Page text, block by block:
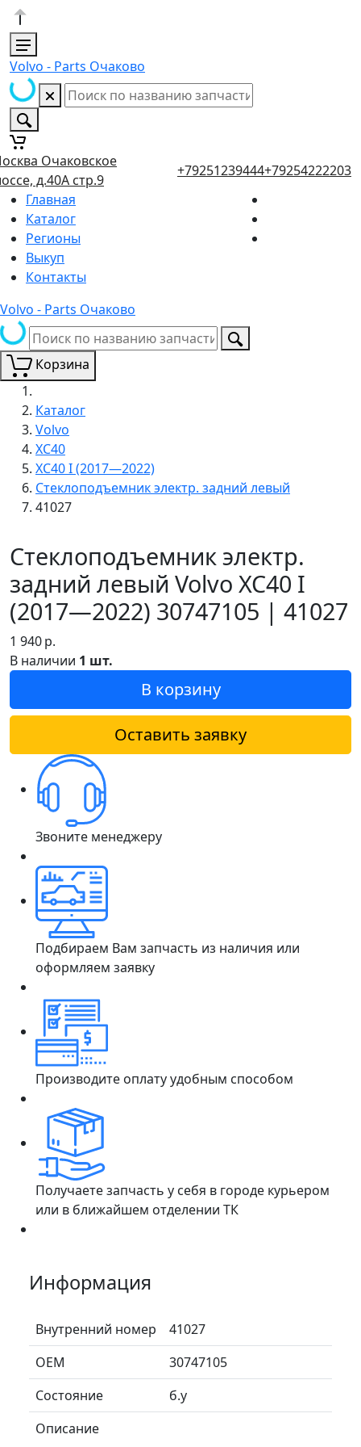
Volvo - Parts Очаково
Очаковское
д.40А стр.9
+79251239444+79254222203
Главная
Каталог
Регионы
Выкуп
Контакты
Volvo - Parts Очаково
Корзина
Каталог
Volvo
XC40
XC40 I (2017—2022)
Стеклоподъемник электр. задний левый
41027
Стеклоподъемник электр.
задний левый Volvo XC40 I
(2017—2022) 30747105 | 41027
1 940р.
В наличии 1 шт.
В корзину
Оставить заявку
Звоните менеджеру
Подбираем Вам запчасть из наличия или
оформляем заявку
Производите оплату удобным способом
Получаете запчасть у себя в городе курьером
или в ближайшем отделении ТК
Информация
Внутренний номер
41027
ОЕМ
30747105
Состояние
б.у
Описание